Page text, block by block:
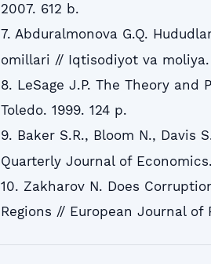
2007. 612 b.
7. Abduralmonova G.Q.
omillari // Iqtisodiyot va
8. LeSage J.P. The Theory
Toledo. 1999. 124 p.
9. Baker S.R., Bloom N., Davis
Quarterly Journal of Economics.
10. Zakharov N. Does
Regions // European Journal of